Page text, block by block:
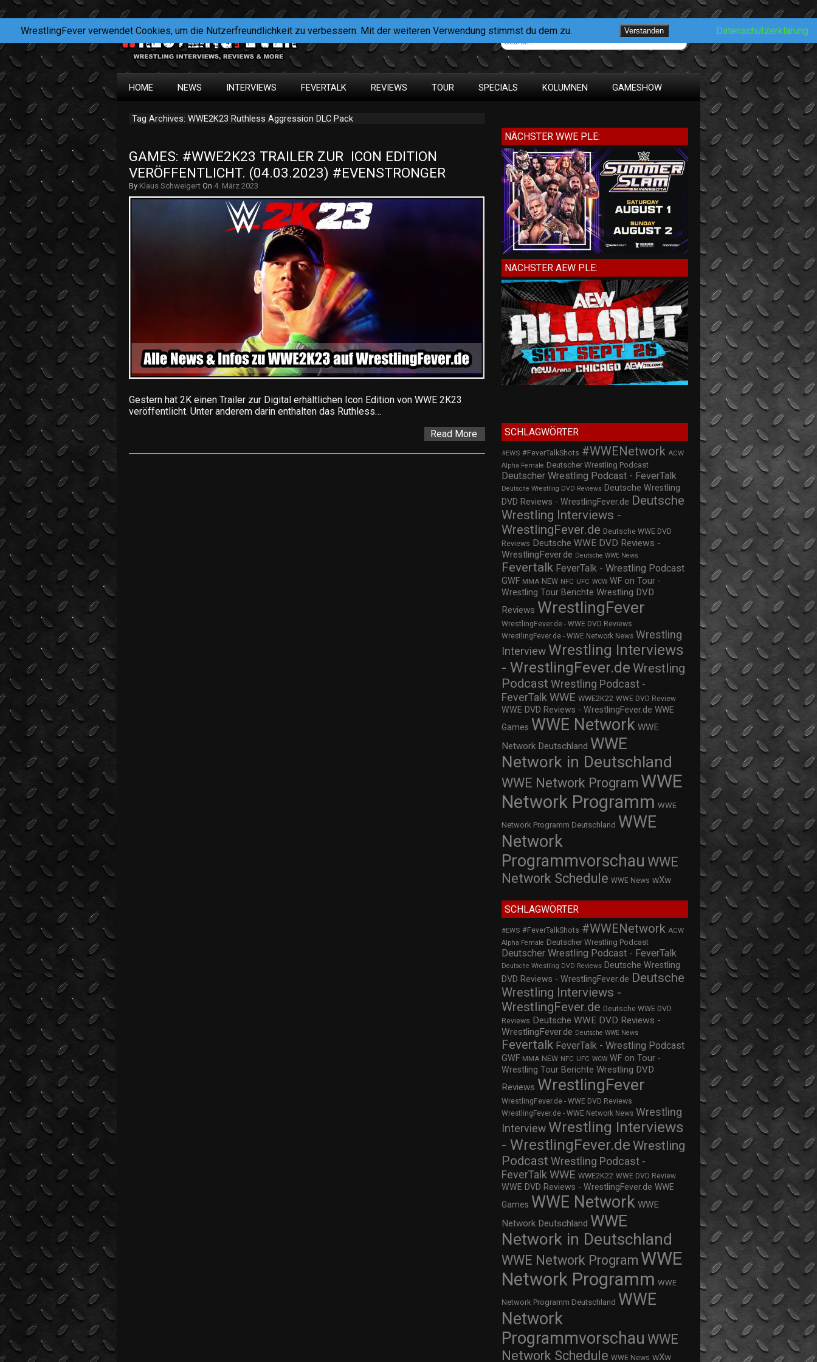
HOME NEWS INTERVIEWS FEVERTALK REVIEWS TOUR SPECIALS KOLUMNEN GAMESHOW
Tag Archives: WWE2K23 Ruthless Aggression DLC Pack
GAMES: #WWE2K23 TRAILER ZUR  ICON EDITION
VERÖFFENTLICHT. (04.03.2023) #EVENSTRONGER
By Klaus Schweigert On 4. März 2023
Gestern hat 2K einen Trailer zur Digital erhältlichen Icon Edition von WWE 2K23
veröffentlicht. Unter anderem darin enthalten das Ruthless…
Read More
NÄCHSTER WWE PLE:
NÄCHSTER AEW PLE:
SCHLAGWÖRTER
#EWS #FeverTalkShots #WWENetwork ACW
Alpha Female Deutscher Wrestling Podcast
Deutscher Wrestling Podcast - FeverTalk
Deutsche Wrestling DVD Reviews Deutsche Wrestling
DVD Reviews - WrestlingFever.de Deutsche
Wrestling Interviews -
WrestlingFever.de Deutsche WWE DVD
Reviews Deutsche WWE DVD Reviews -
WrestlingFever.de Deutsche WWE News
Fevertalk FeverTalk - Wrestling Podcast
GWF MMA NEW NFC UFC WCW WF on Tour -
Wrestling Tour Berichte Wrestling DVD
Reviews WrestlingFever
WrestlingFever.de - WWE DVD Reviews
WrestlingFever.de - WWE Network News Wrestling
Interview Wrestling Interviews
- WrestlingFever.de Wrestling
Podcast Wrestling Podcast -
FeverTalk WWE WWE2K22 WWE DVD Review
WWE DVD Reviews - WrestlingFever.de WWE
Games WWE Network WWE
Network Deutschland WWE
Network in Deutschland
WWE Network Program WWE
Network Programm WWE
Network Programm Deutschland WWE
Network
Programmvorschau WWE
Network Schedule WWE News wXw
SCHLAGWÖRTER
#EWS #FeverTalkShots #WWENetwork ACW
Alpha Female Deutscher Wrestling Podcast
Deutscher Wrestling Podcast - FeverTalk
Deutsche Wrestling DVD Reviews Deutsche Wrestling
DVD Reviews - WrestlingFever.de Deutsche
Wrestling Interviews -
WrestlingFever.de Deutsche WWE DVD
Reviews Deutsche WWE DVD Reviews -
WrestlingFever.de Deutsche WWE News
Fevertalk FeverTalk - Wrestling Podcast
GWF MMA NEW NFC UFC WCW WF on Tour -
Wrestling Tour Berichte Wrestling DVD
Reviews WrestlingFever
WrestlingFever.de - WWE DVD Reviews
WrestlingFever.de - WWE Network News Wrestling
Interview Wrestling Interviews
- WrestlingFever.de Wrestling
Podcast Wrestling Podcast -
FeverTalk WWE WWE2K22 WWE DVD Review
WWE DVD Reviews - WrestlingFever.de WWE
Games WWE Network WWE
Network Deutschland WWE
Network in Deutschland
WWE Network Program WWE
Network Programm WWE
Network Programm Deutschland WWE
Network
Programmvorschau WWE
Network Schedule WWE News wXw
WrestlingFever verwendet Cookies, um die Nutzerfreundlichkeit zu verbessern. Mit der weiteren Verwendung stimmst du dem zu. Verstanden Datenschutzerklärung